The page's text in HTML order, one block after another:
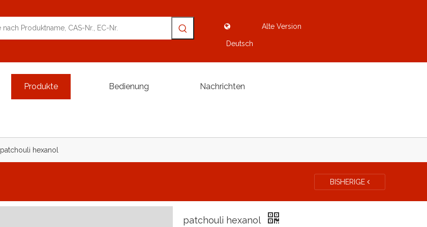
Deutsch
Alte Version
Produkte Bedienung Nachrichten
patchouli hexanol
BISHERIGE
patchouli hexanol